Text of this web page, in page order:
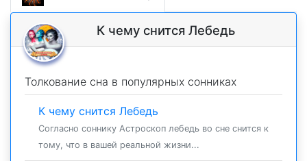
К чему снится Лебедь
Толкование сна в популярных сонниках
К чему снится Лебедь
Согласно соннику Астроскоп лебедь во сне снится к
тому, что в вашей реальной жизни...